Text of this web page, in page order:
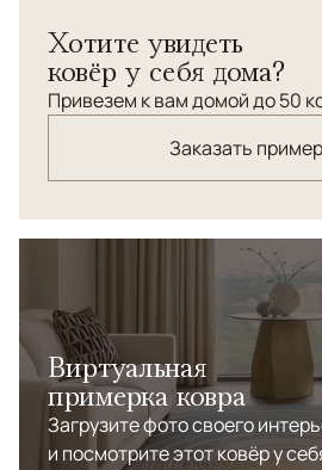
из Индии, выполненный из
шерсти. Его изысканный дизайн,
традиционные и современные
элегантности и комфорта. Этот
центральным элементом вашего
обеспечит долговечность
качеству материалов и
Идеально подойдет для
Хотите увидеть
ковёр у себя дома?
Привезем к вам домой до 50
Заказать
Виртуальная
примерка ковра
Загрузите фото своего
и посмотрите этот ковёр у